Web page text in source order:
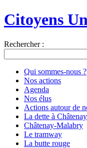
Citoyens
Rechercher :
Qui sommes-nous ?
Nos actions
Agenda
Nos élus
Actions autour de
La dette à
Châtenay-Malabry
Le tramway
La butte rouge